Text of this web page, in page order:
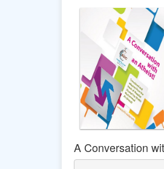
A Conversation